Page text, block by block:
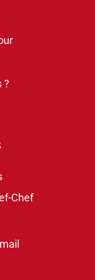
?
Chef